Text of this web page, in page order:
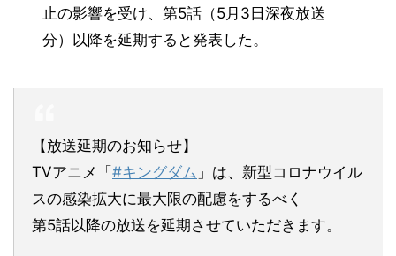
止の影響を受け、第5話（5月3日深夜放送
分）以降を延期すると発表した。
【放送延期のお知らせ】
TVアニメ「#キングダム 」は、新型コロナウイル
スの感染拡大に最大限の配慮をするべく
第5話以降の放送を延期させていただきます。